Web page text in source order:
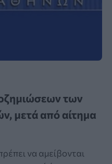
των
μετά από αίτημα
να αμείβονται